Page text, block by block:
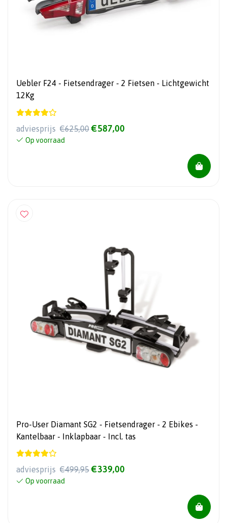
Uebler F24 - Fietsendrager - 2 Fietsen - Lichtgewicht
12Kg
adviesprijs €625,00 €587,00
Op voorraad
Pro-User Diamant SG2 - Fietsendrager - 2 Ebikes -
Kantelbaar - Inklapbaar - Incl. tas
adviesprijs €499,95 €339,00
Op voorraad